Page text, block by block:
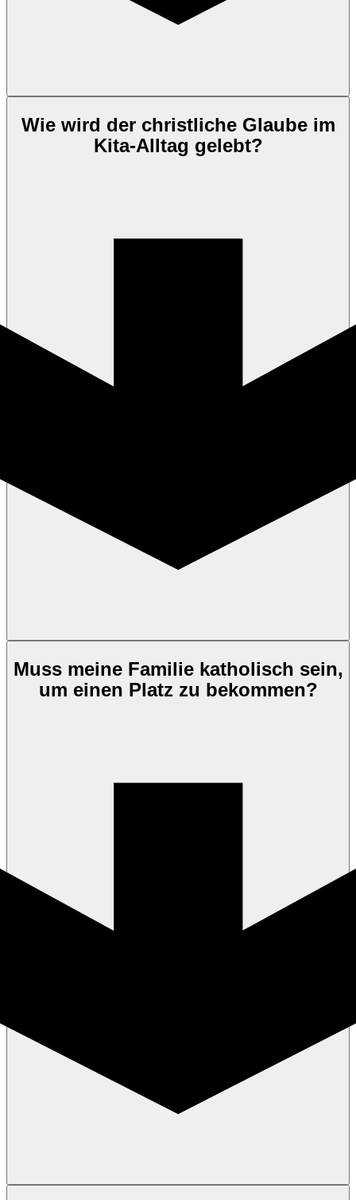
Wie wird der christliche Glaube im
Kita-Alltag gelebt?
Muss meine Familie katholisch sein,
um einen Platz zu bekommen?